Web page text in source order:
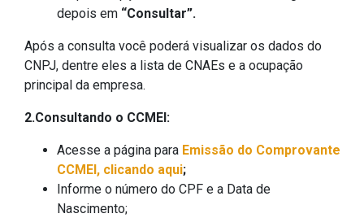
depois em “Consultar”.
Após a consulta você poderá visualizar os dados do
CNPJ, dentre eles a lista de CNAEs e a ocupação
principal da empresa.
2.Consultando o CCMEI:
Acesse a página para Emissão do Comprovante
CCMEI, clicando aqui;
Informe o número do CPF e a Data de
Nascimento;